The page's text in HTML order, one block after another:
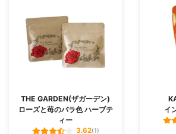
THE GARDEN(ザガーデン)
ローズと苺のバラ色 ハーブテ
ィー
3.62(1)
イ